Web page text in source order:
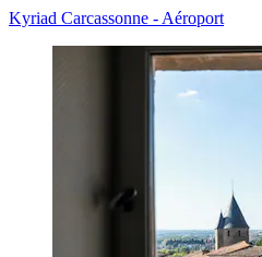
Kyriad Carcassonne - Aéroport